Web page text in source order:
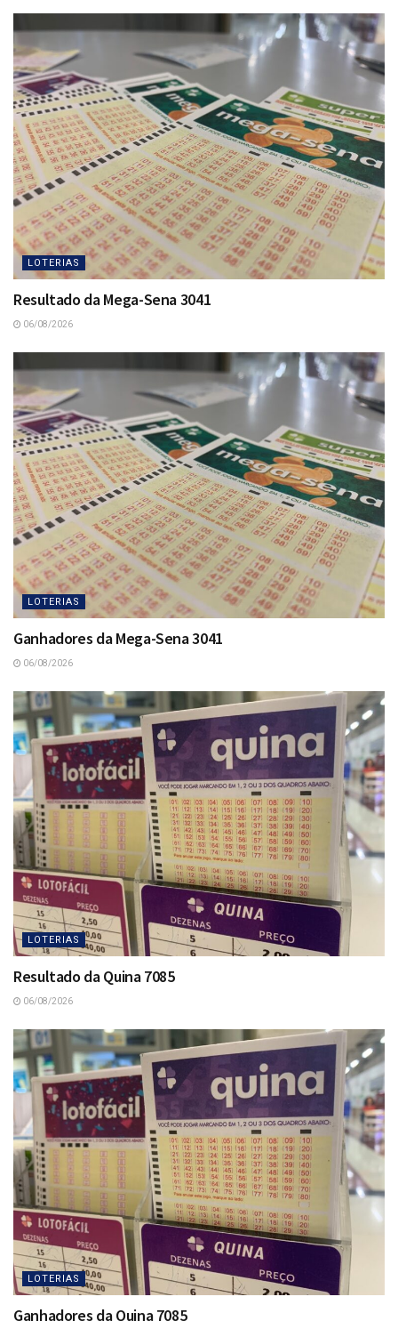
LOTERIAS
Resultado da Mega-Sena 3041
06/08/2026
LOTERIAS
Ganhadores da Mega-Sena 3041
06/08/2026
LOTERIAS
Resultado da Quina 7085
06/08/2026
LOTERIAS
Ganhadores da Quina 7085